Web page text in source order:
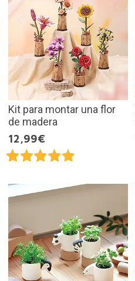
Kit para montar una flor
de madera
12,99€